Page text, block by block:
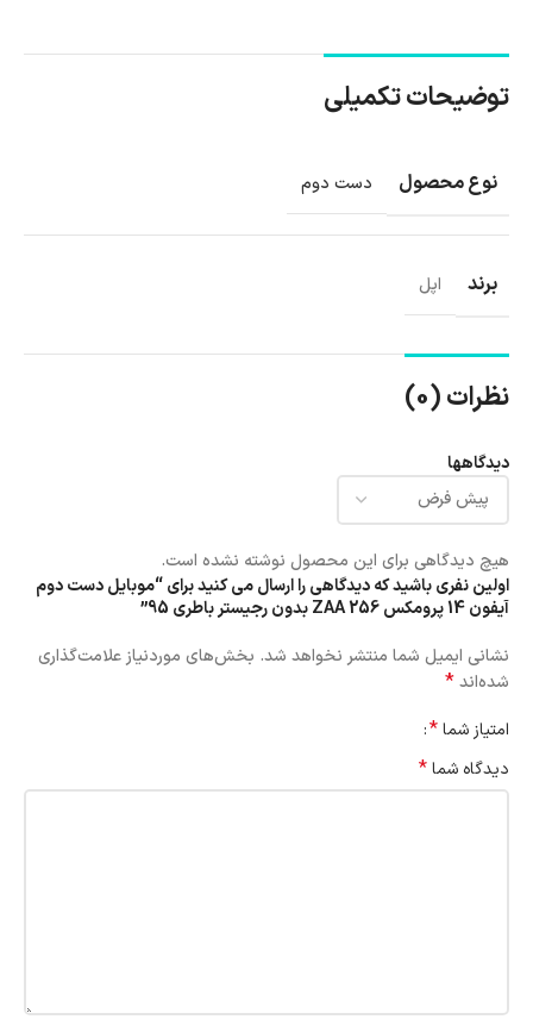
توضیحات تکمیلی
نوع محصول دست دوم
برند اپل
نظرات (0)
دیدگاهها
هیچ دیدگاهی برای این محصول نوشته نشده است.
اولین نفری باشید که دیدگاهی را ارسال می کنید برای “موبایل دست دوم
آیفون 14 پرومکس 256 ZAA بدون رجیستر باطری 95”
نشانی ایمیل شما منتشر نخواهد شد. بخش‌های موردنیاز علامت‌گذاری
شده‌اند*
امتیاز شما*
دیدگاه شما*